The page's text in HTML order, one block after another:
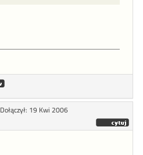
Dołączył: 19 Kwi 2006